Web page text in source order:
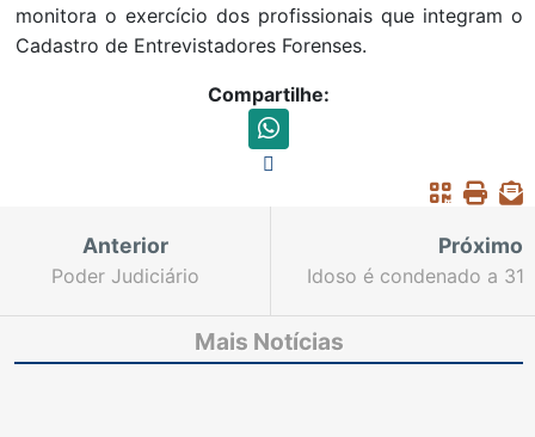
monitora o exercício dos profissionais que integram o
Cadastro de Entrevistadores Forenses.
Compartilhe:
Anterior
Poder Judiciário
candidatos aprovados
em concurso público
Próximo
Idoso é condenado a 31
estupro da própria neta
Mais Notícias